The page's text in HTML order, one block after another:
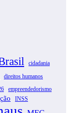
cidadania
direitos humanos
empreendedorismo
INSS